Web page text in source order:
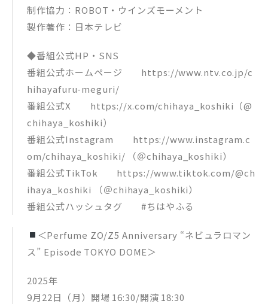
制作協力：ROBOT・ウインズモーメント
製作著作：日本テレビ
◆番組公式HP・SNS
番組公式ホームページ https://www.ntv.co.jp/c
hihayafuru-meguri/
番組公式X https://x.com/chihaya_koshiki（@
chihaya_koshiki）
番組公式Instagram https://www.instagram.c
om/chihaya_koshiki/ （＠chihaya_koshiki）
番組公式TikTok https://www.tiktok.com/@ch
ihaya_koshiki （＠chihaya_koshiki）
番組公式ハッシュタグ #ちはやふる
＜Perfume ZO/Z5 Anniversary “ネビュラロマン
ス” Episode TOKYO DOME＞
2025年
9月22日（月）開場 16:30/開演 18:30